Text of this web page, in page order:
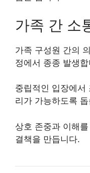
가족 간 소
가족 구성원 간의
정에서 종종 발생
중립적인 입장에서
리가 가능하도록
상호 존중과 이해
결책을 만듭니다.